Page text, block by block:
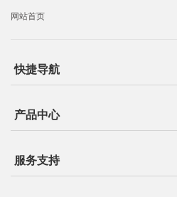
网站首页
快捷导航
产品中心
服务支持